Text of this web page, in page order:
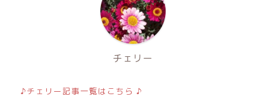
チェリー
♪チェリー記事一覧はこちら ♪